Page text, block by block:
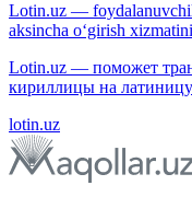
Lotin.uz —
aksincha o‘girish
Lotin.uz — поможет
кириллицы на
lotin.uz